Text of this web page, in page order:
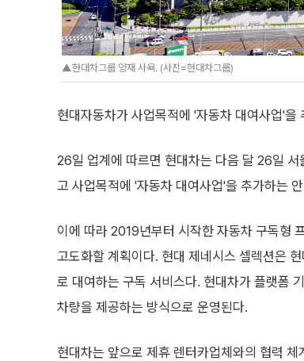
▲현대차그룹 양재 사욕. (사진=현대차그룹)
현대자동차가 사업목적에 '자동차 대여사업'
26일 업계에 따르면 현대차는 다음 달 26일
고 사업목적에 '자동차 대여사업'을 추가하는
이에 따라 2019년부터 시작한 자동차 구독형
고도화할 계획이다. 현대 제네시스 셀렉션은
로 대여하는 구독 서비스다. 현대차가 플랫폼
차량을 제공하는 방식으로 운영된다.
현대차는 앞으로 제휴 렌터카업체와의 협력